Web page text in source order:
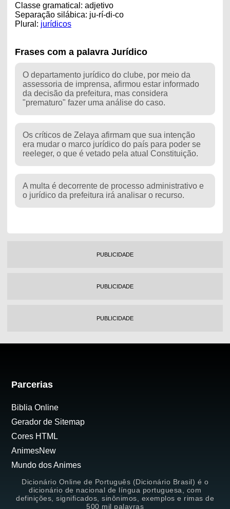
Classe gramatical: adjetivo
Separação silábica: ju-rí-di-co
Plural: jurídicos
Frases com a palavra Jurídico
O departamento jurídico do clube, por meio da
assessoria de imprensa, afirmou estar informado
da decisão da prefeitura, mas considera
"prematuro" fazer uma análise do caso.
Os críticos de Zelaya afirmam que sua intenção
era mudar o marco jurídico do país para poder se
reeleger, o que é vetado pela atual Constituição.
A multa é decorrente de processo administrativo e
o jurídico da prefeitura irá analisar o recurso.
PUBLICIDADE
PUBLICIDADE
PUBLICIDADE
Parcerias
Biblia Online
Gerador de Sitemap
Cores HTML
AnimesNew
Mundo dos Animes
Dicionário Online de Português (Dicionário Brasil) é o
dicionário de nacional de língua portuguesa, com
definições, significados, sinônimos, exemplos e rimas de
500 mil palavras